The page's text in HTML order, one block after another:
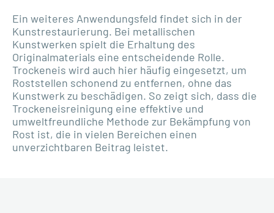
Ein weiteres Anwendungsfeld findet sich in der
Kunstrestaurierung. Bei metallischen
Kunstwerken spielt die Erhaltung des
Originalmaterials eine entscheidende Rolle.
Trockeneis wird auch hier häufig eingesetzt, um
Roststellen schonend zu entfernen, ohne das
Kunstwerk zu beschädigen. So zeigt sich, dass die
Trockeneisreinigung eine effektive und
umweltfreundliche Methode zur Bekämpfung von
Rost ist, die in vielen Bereichen einen
unverzichtbaren Beitrag leistet.